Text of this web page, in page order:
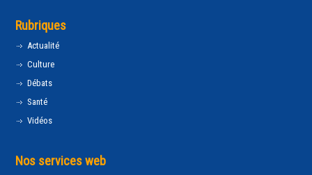
Rubriques
Actualité
Culture
Débats
Santé
Vidéos
Nos services web